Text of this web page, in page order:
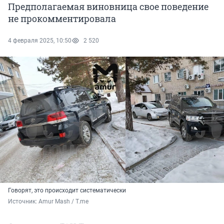
Предполагаемая виновница свое поведение
не прокомментировала
4 февраля 2025, 10:50 2 520
Говорят, это происходит систематически
Источник: Amur Mash / T.me